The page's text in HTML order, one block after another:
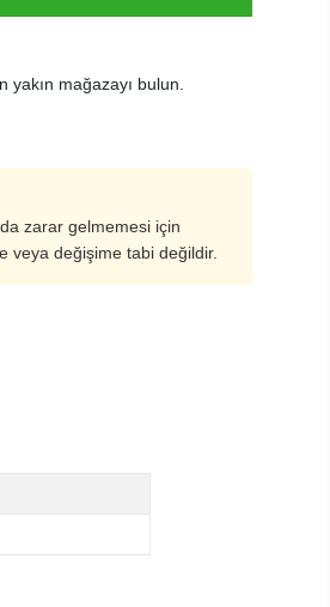
mağazayı bulun.
zarar gelmemesi için
veya değişime tabi değildir.